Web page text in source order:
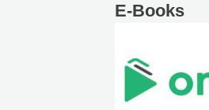
E-Books